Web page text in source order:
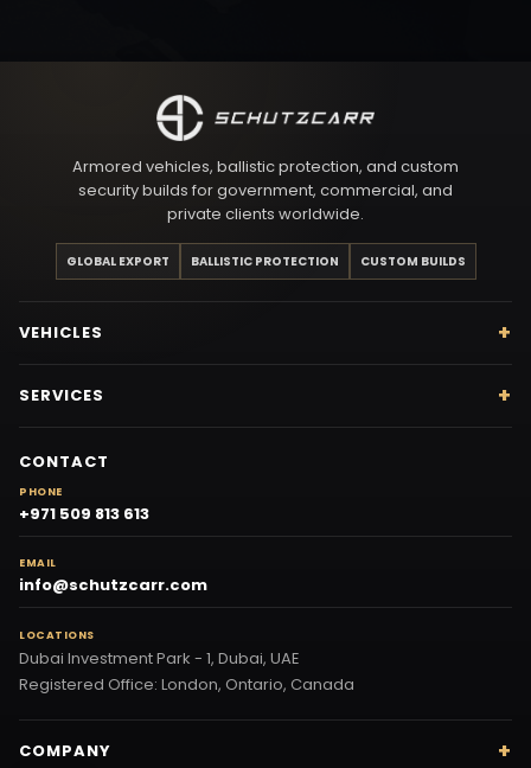
Armored vehicles, ballistic protection, and custom
security builds for government, commercial, and
private clients worldwide.
GLOBAL EXPORT BALLISTIC PROTECTION CUSTOM BUILDS
VEHICLES
SERVICES
CONTACT
PHONE
+971 509 813 613
EMAIL
info@schutzcarr.com
LOCATIONS
Dubai Investment Park - 1, Dubai, UAE
Registered Office: London, Ontario, Canada
COMPANY